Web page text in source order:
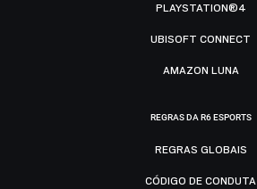
PLAYSTATION®4
UBISOFT CONNECT
AMAZON LUNA
REGRAS DA R6 ESPORTS
REGRAS GLOBAIS
CÓDIGO DE CONDUTA